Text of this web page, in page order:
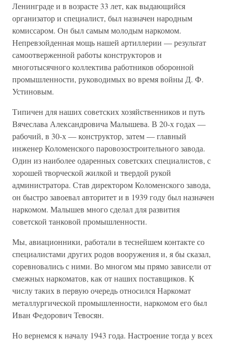
Ленинграде и в возрасте 33 лет, как выдающийся
организатор и специалист, был назначен народным
комиссаром. Он был самым молодым наркомом.
Непревзойденная мощь нашей артиллерии — результат
самоотверженной работы конструкторов и
многотысячного коллектива работников оборонной
промышленности, руководимых во время войны Д. Ф.
Устиновым.
Типичен для наших советских хозяйственников и путь
Вячеслава Александровича Малышева. В 20-х годах —
рабочий, в 30-х — конструктор, затем — главный
инженер Коломенского паровозостроительного завода.
Один из наиболее одаренных советских специалистов, с
хорошей творческой жилкой и твердой рукой
администратора. Став директором Коломенского завода,
он быстро завоевал авторитет и в 1939 году был назначен
наркомом. Малышев много сделал для развития
советской танковой промышленности.
Мы, авиационники, работали в теснейшем контакте со
специалистами других родов вооружения и, я бы сказал,
соревновались с ними. Во многом мы прямо зависели от
смежных наркоматов, как от наших поставщиков. К
числу таких в первую очередь относился Наркомат
металлургической промышленности, наркомом его был
Иван Федорович Тевосян.
Но вернемся к началу 1943 года. Настроение тогда у всех